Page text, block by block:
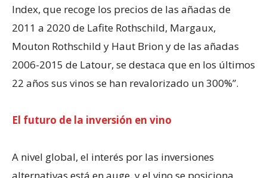
Index, que recoge los precios de las añadas de
2011 a 2020 de Lafite Rothschild, Margaux,
Mouton Rothschild y Haut Brion y de las añadas
2006-2015 de Latour, se destaca que en los últimos
22 años sus vinos se han revalorizado un 300%”.
El futuro de la inversión en vino
A nivel global, el interés por las inversiones